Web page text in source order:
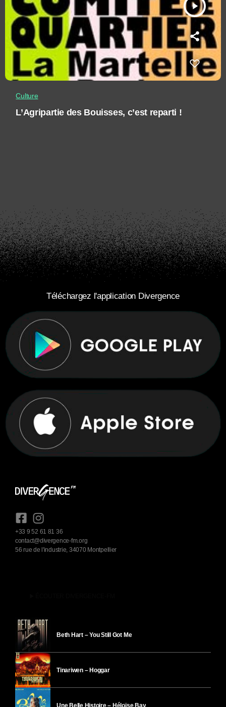
play_arrow
Culture
L’Agripartie des Bouisses, c’est reparti !
Téléchargez l'application Divergence
+33 9 52 61 81 36
contact@divergence-fm.org
56 rue de l'industrie, 34070 Montpellier
Beth Hart – You Still Got Me
Tinariwen – Hoggar
Une Belle Histoire – Héloïse Bay